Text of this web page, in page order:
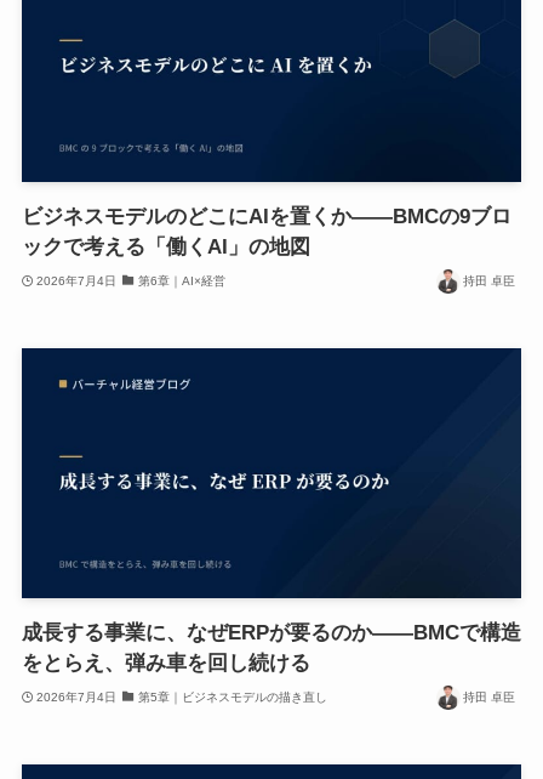
ビジネスモデルのどこにAIを置くか——BMCの9ブロ
ックで考える「働くAI」の地図
2026年7月4日 第6章｜AI×経営 持田 卓臣
成長する事業に、なぜERPが要るのか——BMCで構造
をとらえ、弾み車を回し続ける
2026年7月4日 第5章｜ビジネスモデルの描き直し 持田 卓臣